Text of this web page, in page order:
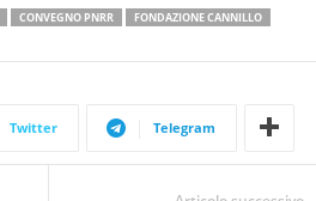
CONVEGNO PNRR
FONDAZIONE CANNILLO
Twitter Telegram